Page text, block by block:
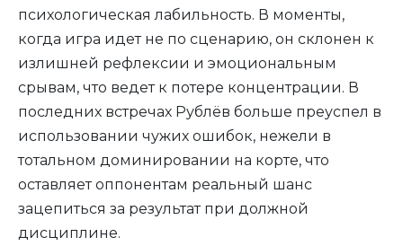
психологическая лабильность. В моменты,
когда игра идет не по сценарию, он склонен к
излишней рефлексии и эмоциональным
срывам, что ведет к потере концентрации. В
последних встречах Рублёв больше преуспел в
использовании чужих ошибок, нежели в
тотальном доминировании на корте, что
оставляет оппонентам реальный шанс
зацепиться за результат при должной
дисциплине.